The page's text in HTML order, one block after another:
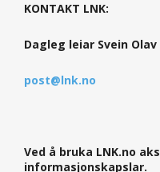
KONTAKT LNK:
Dagleg leiar Svein Olav
post@lnk.no
Ved å bruka LNK.no
informasjonskapslar.